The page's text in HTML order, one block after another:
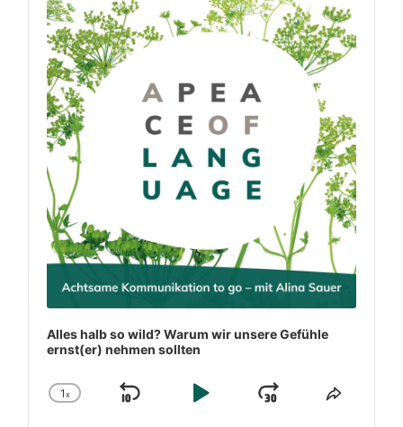
Player
Alles halb so wild? Warum wir unsere Gefühle
ernst(er) nehmen sollten
Change Playback Rate
1x Skip Backward
Play Pause
JumpShare